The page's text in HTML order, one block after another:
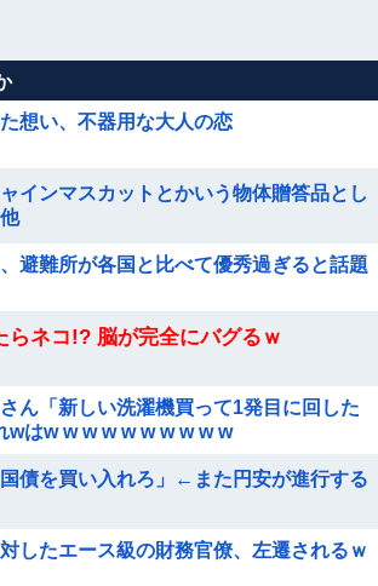
想い、不器用な大人の恋
インマスカットとかいう物体贈答品とし
、避難所が各国と比べて優秀過ぎると話題
らネコ!? 脳が完全にバグるｗ
さん「新しい洗濯機買って1発目に回した
はw w w w w w w w w w
債を買い入れろ」←また円安が進行する
したエース級の財務官僚、左遷されるｗ